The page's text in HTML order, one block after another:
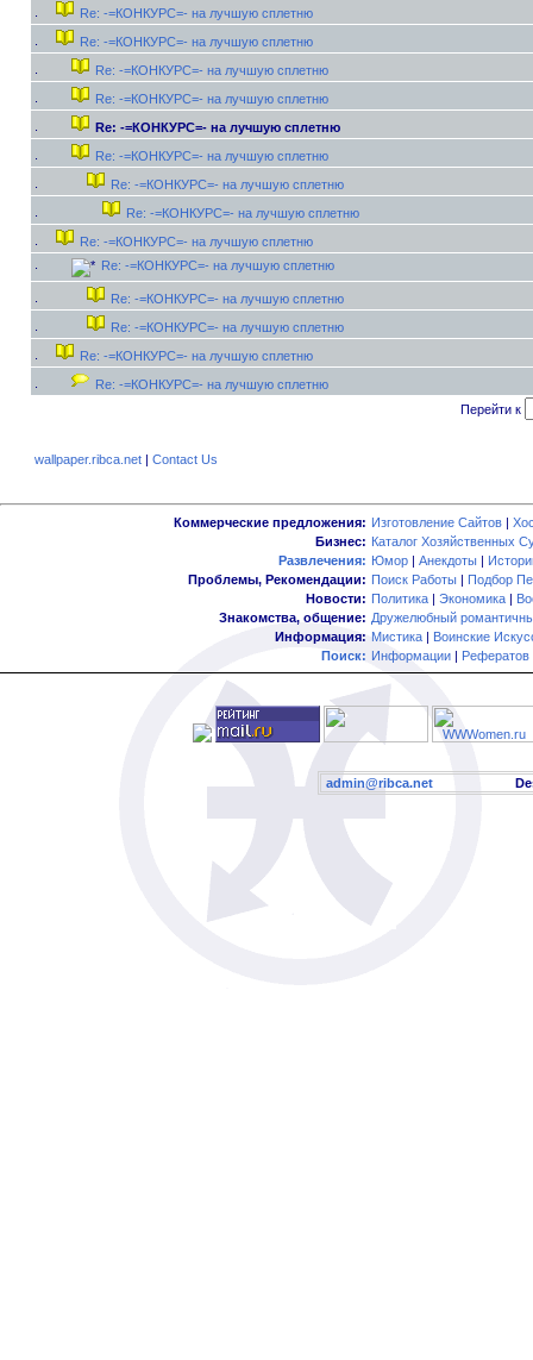
Re: -=КОНКУРС=- на лучшую сплетню
Re: -=КОНКУРС=- на лучшую сплетню
Re: -=КОНКУРС=- на лучшую сплетню
Re: -=КОНКУРС=- на лучшую сплетню
Re: -=КОНКУРС=- на лучшую сплетню
Re: -=КОНКУРС=- на лучшую сплетню
Re: -=КОНКУРС=- на лучшую сплетню
Re: -=КОНКУРС=- на лучшую сплетню
Re: -=КОНКУРС=- на лучшую сплетню
Re: -=КОНКУРС=- на лучшую сплетню
Re: -=КОНКУРС=- на лучшую сплетню
Re: -=КОНКУРС=- на лучшую сплетню
Re: -=КОНКУРС=- на лучшую сплетню
Re: -=КОНКУРС=- на лучшую сплетню
Перейти к
wallpaper.ribca.net| Contact Us
Коммерческие предложения: Изготовление Сайтов |
Бизнес: Каталог Хозяйственных
Развлечения: Юмор | Анекдоты |
Проблемы, Рекомендации: Поиск Работы | Подбор
Новости: Политика | Экономика |
Знакомства, общение: Дружелюбный
Информация: Мистика | Воинские
Поиск: Информации | Рефератов
admin@ribca.net